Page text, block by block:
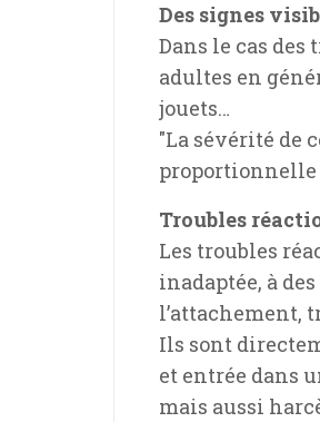
Des signes
Dans le cas
adultes en
jouets…
"La sévérité de
proportionnelle
Troubles
Les troubles
inadaptée, à
l’attachement,
Ils sont
et entrée dans
mais aussi